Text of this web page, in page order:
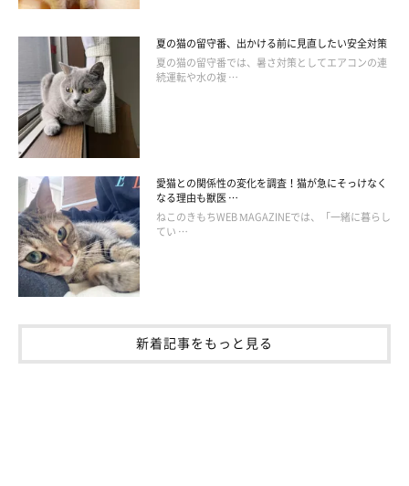
夏の猫の留守番、出かける前に見直したい安全対策
夏の猫の留守番では、暑さ対策としてエアコンの連
続運転や水の複 …
愛猫との関係性の変化を調査！猫が急にそっけなく
なる理由も獣医 …
ねこのきもちWEB MAGAZINEでは、「一緒に暮らし
てい …
新着記事をもっと見る